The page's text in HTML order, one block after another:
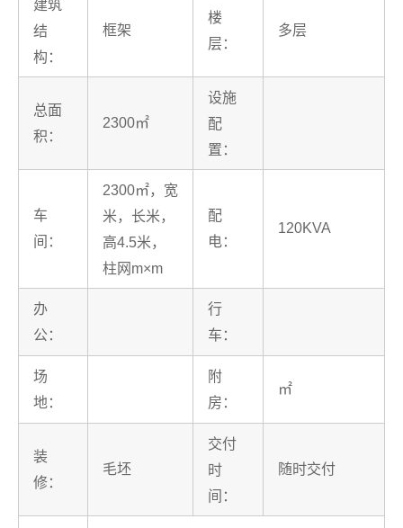
建筑
结
构：
框架
楼
层：
多层
总面
积：
2300㎡
设施
配
置：
车
间：
2300㎡，宽
米，长米，
高4.5米，
柱网m×m
配
电：
120KVA
办
公：
行
车：
场
地：
附
房：
㎡
装
修：
毛坯
交付
时
间：
随时交付